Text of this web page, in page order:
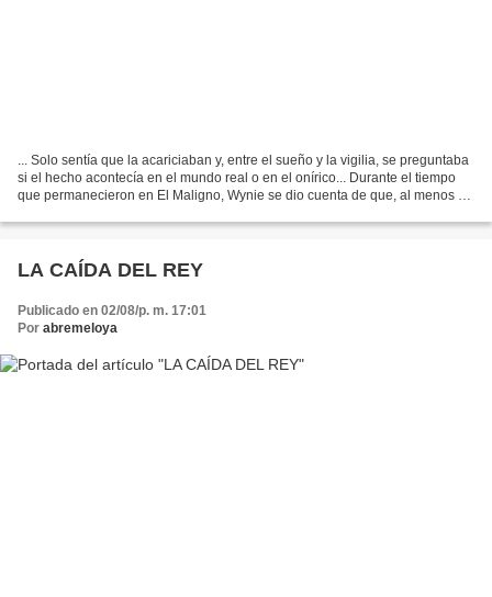
... Solo sentía que la acariciaban y, entre el sueño y la vigilia, se preguntaba
si el hecho acontecía en el mundo real o en el onírico... Durante el tiempo
que permanecieron en El Maligno, Wynie se dio cuenta de que, al menos en
LA CAÍDA DEL REY
Publicado en 02/08/p. m. 17:01
Por abremeloya